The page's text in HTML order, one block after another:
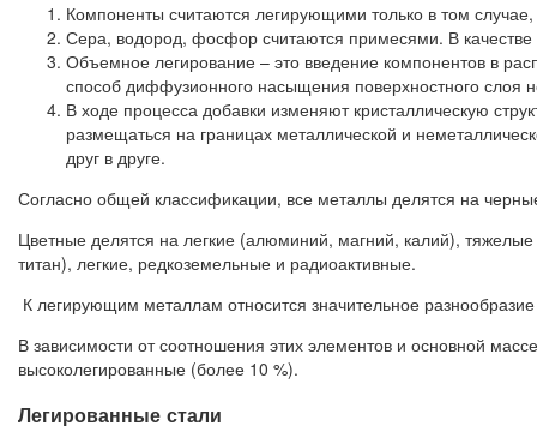
Компоненты считаются легирующими только в том
Сера, водород, фосфор считаются примесями. В
Объемное легирование – это введение компонентов в
способ диффузионного насыщения поверхностного
В ходе процесса добавки изменяют кристаллическую
размещаться на границах металлической и
друг в друге.
Согласно общей классификации, все металлы делятся на
Цветные делятся на легкие (алюминий, магний, калий),
титан), легкие, редкоземельные и радиоактивные.
К легирующим металлам относится значительное
В зависимости от соотношения этих элементов и основной
высоколегированные (более 10 %).
Легированные стали